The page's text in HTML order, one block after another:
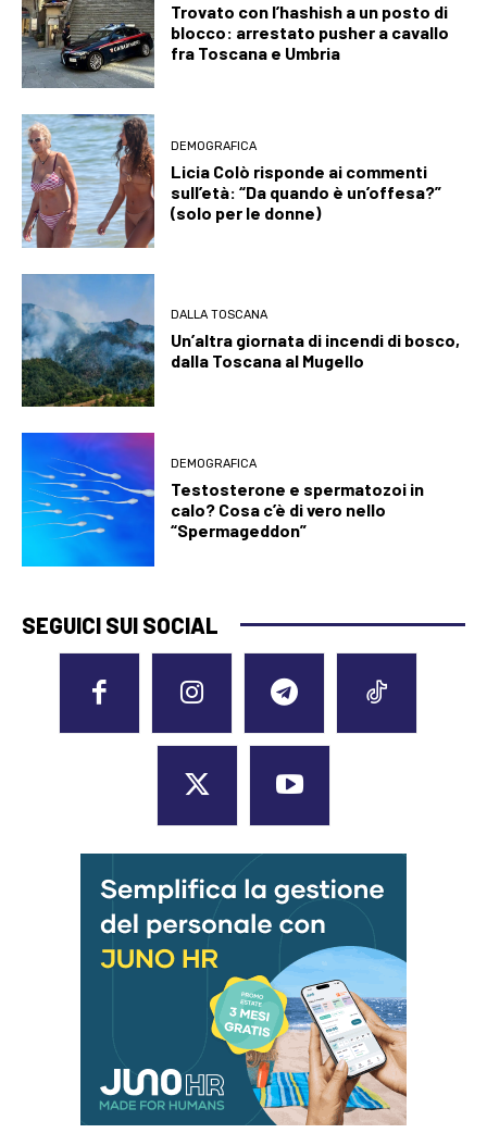
Trovato con l’hashish a un posto di
blocco: arrestato pusher a cavallo
fra Toscana e Umbria
DEMOGRAFICA
Licia Colò risponde ai commenti
sull’età: “Da quando è un’offesa?”
(solo per le donne)
DALLA TOSCANA
Un’altra giornata di incendi di bosco,
dalla Toscana al Mugello
DEMOGRAFICA
Testosterone e spermatozoi in
calo? Cosa c’è di vero nello
“Spermageddon”
SEGUICI SUI SOCIAL